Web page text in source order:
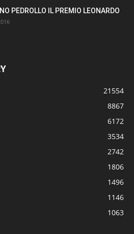
PEDROLLO IL PREMIO LEONARDO
21554
8867
6172
3534
2742
1806
1496
1146
1063